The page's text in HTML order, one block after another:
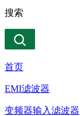
搜索
首页
EMI滤波器
变频器输入滤波器